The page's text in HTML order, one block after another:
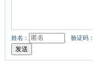
姓名： 验证码：